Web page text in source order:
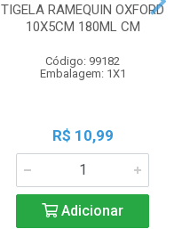
TIGELA RAMEQUIN OXFORD
10X5CM 180ML CM
Código: 99182
Embalagem: 1X1
R$ 10,99
Adicionar